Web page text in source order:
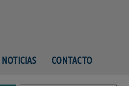
NOTICIAS CONTACTO